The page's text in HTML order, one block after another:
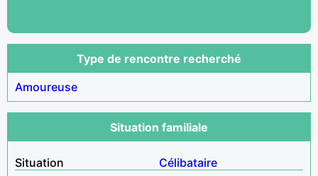
Type de rencontre recherché
Amoureuse
Situation familiale
Situation
Célibataire